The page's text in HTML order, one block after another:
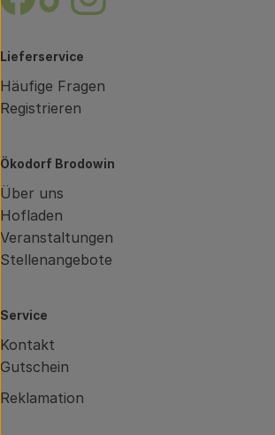
Lieferservice
Häufige Fragen
Registrieren
Ökodorf Brodowin
Über uns
Hofladen
Veranstaltungen
Stellenangebote
Service
Kontakt
Gutschein
Reklamation